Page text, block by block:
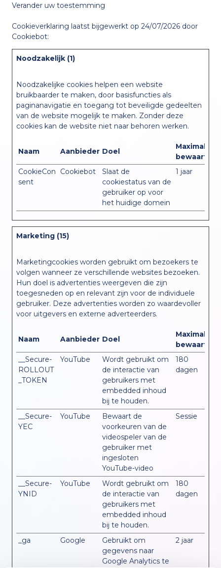
Verander uw toestemming
Cookieverklaring laatst bijgewerkt op 24/07/2026 door
Cookiebot:
Noodzakelijk (1)
Noodzakelijke cookies helpen een website
bruikbaarder te maken, door basisfuncties als
paginanavigatie en toegang tot beveiligde gedeelten
van de website mogelijk te maken. Zonder deze
cookies kan de website niet naar behoren werken.
Naam Aanbieder Doel
Maximale
CookieCon
sent
Cookiebot
Slaat de
cookiestatus van de
gebruiker op voor
het huidige domein
1 jaar
Marketing (15)
Marketingcookies worden gebruikt om bezoekers te
volgen wanneer ze verschillende websites bezoeken.
Hun doel is advertenties weergeven die zijn
toegesneden op en relevant zijn voor de individuele
gebruiker. Deze advertenties worden zo waardevoller
voor uitgevers en externe adverteerders.
Naam Aanbieder Doel
Maximale
__Secure-
ROLLOUT
_TOKEN
YouTube
Wordt gebruikt om
de interactie van
gebruikers met
embedded inhoud
bij te houden.
180
dagen
__Secure-
YEC
YouTube
Bewaart de
voorkeuren van de
videospeler van de
gebruiker met
ingesloten
YouTube-video
Sessie
__Secure-
YNID
YouTube
Wordt gebruikt om
de interactie van
gebruikers met
embedded inhoud
bij te houden.
180
dagen
_ga Google
Gebruikt om
gegevens naar
Google Analytics te
2 jaar